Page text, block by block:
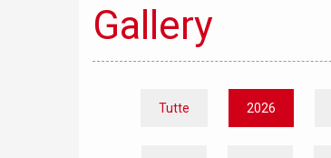
Gallery
Tutte 2026